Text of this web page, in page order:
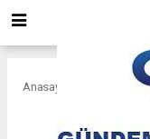
Anasayfa